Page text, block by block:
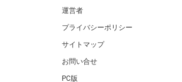
運営者
プライバシーポリシー
サイトマップ
お問い合せ
PC版